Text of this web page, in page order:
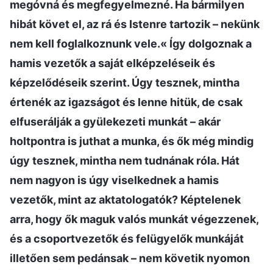
megóvná és megfegyelmezné. Ha bármilyen
hibát követ el, az rá és Istenre tartozik – nekünk
nem kell foglalkoznunk vele.« Így dolgoznak a
hamis vezetők a saját elképzeléseik és
képzelődéseik szerint. Úgy tesznek, mintha
értenék az igazságot és lenne hitük, de csak
elfuserálják a gyülekezeti munkát – akár
holtpontra is juthat a munka, és ők még mindig
úgy tesznek, mintha nem tudnának róla. Hát
nem nagyon is úgy viselkednek a hamis
vezetők, mint az aktatologatók? Képtelenek
arra, hogy ők maguk valós munkát végezzenek,
és a csoportvezetők és felügyelők munkáját
illetően sem pedánsak – nem követik nyomon